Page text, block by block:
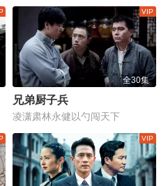
全30集
兄弟厨子兵
凌潇肃林永健以勺闯天下